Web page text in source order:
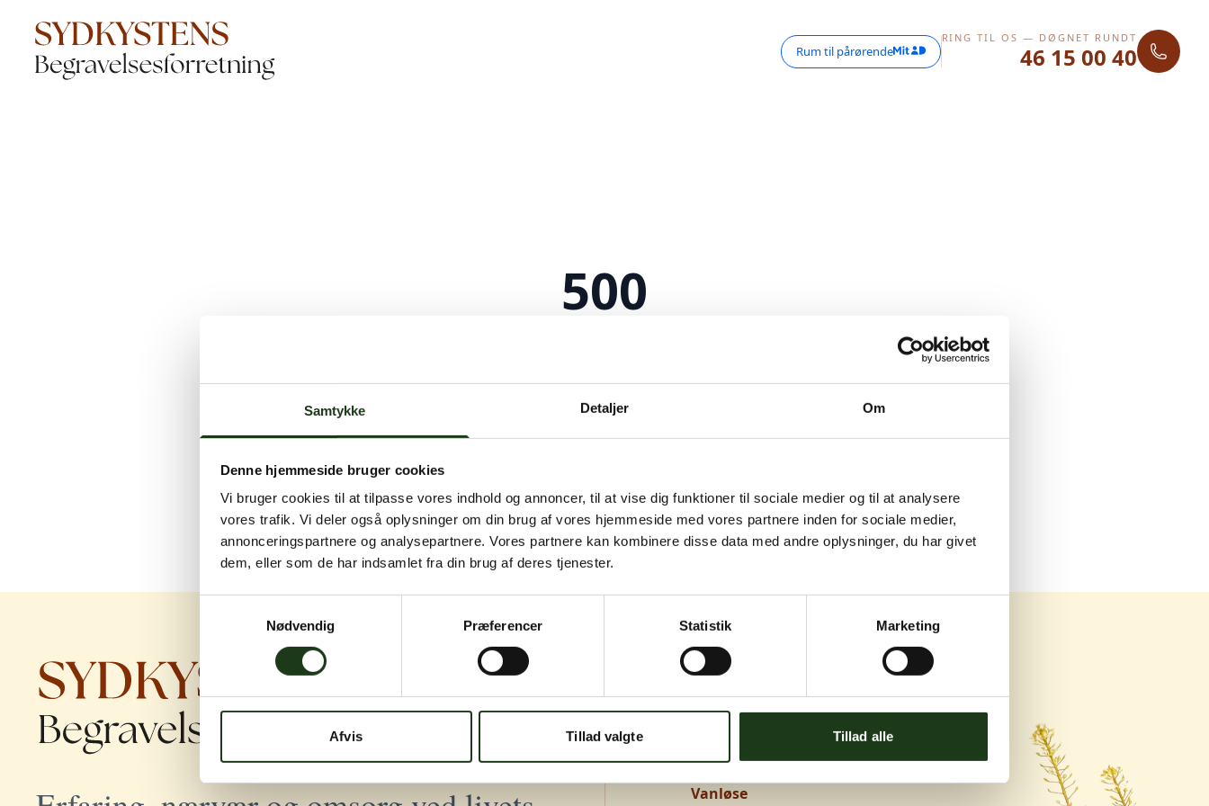
Samtykke Detaljer Om
Denne hjemmeside bruger cookies
Vi bruger cookies til at tilpasse vores indhold og annoncer, til at vise dig funktioner til sociale medier og til at analysere
vores trafik. Vi deler også oplysninger om din brug af vores hjemmeside med vores partnere inden for sociale medier,
annonceringspartnere og analysepartnere. Vores partnere kan kombinere disse data med andre oplysninger, du har givet
dem, eller som de har indsamlet fra din brug af deres tjenester.
Nødvendig
Præferencer Statistik Marketing
Afvis Tillad valgte Tillad alle
Rum til pårørende
RING TIL OS — DØGNET RUNDT
46 15 00 40
500
Der opstod en intern serverfejl. Vi arbejder på at løse problemet. Prøv venligst
igen senere.
Kontakt os på
Adresser
Vanløse